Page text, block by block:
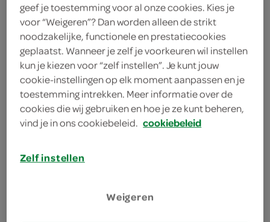
plan je route
bekijk meer vestigingen
KVK 0
aanbiedingen
bestellen
geef je toestemming voor al onze cookies. Kies je
voor “Weigeren”? Dan worden alleen de strikt
noodzakelijke, functionele en prestatiecookies
geplaatst. Wanneer je zelf je voorkeuren wil instellen
kun je kiezen voor “zelf instellen”. Je kunt jouw
cookie-instellingen op elk moment aanpassen en je
toestemming intrekken. Meer informatie over de
cookies die wij gebruiken en hoe je ze kunt beheren,
vind je in ons cookiebeleid. cookiebeleid
Zelf instellen
Weigeren